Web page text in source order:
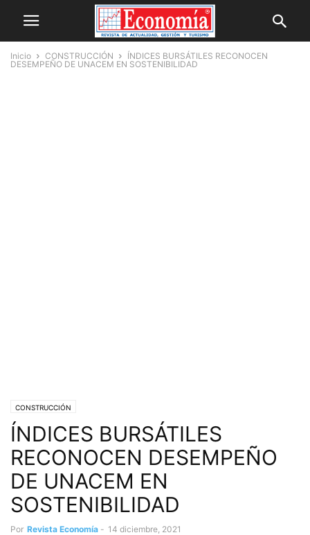
Inicio CONSTRUCCIÓN
ÍNDICES BURSÁTILES RECONOCEN
DESEMPEÑO DE UNACEM EN SOSTENIBILIDAD
CONSTRUCCIÓN
ÍNDICES BURSÁTILES
RECONOCEN DESEMPEÑO
DE UNACEM EN
SOSTENIBILIDAD
Por Revista Economía - 14 diciembre, 2021